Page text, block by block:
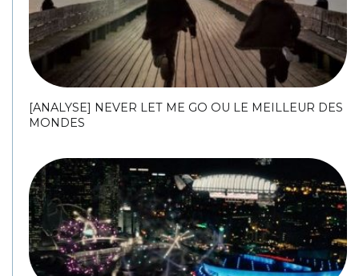
[ANALYSE] NEVER LET ME GO OU LE MEILLEUR DES
MONDES